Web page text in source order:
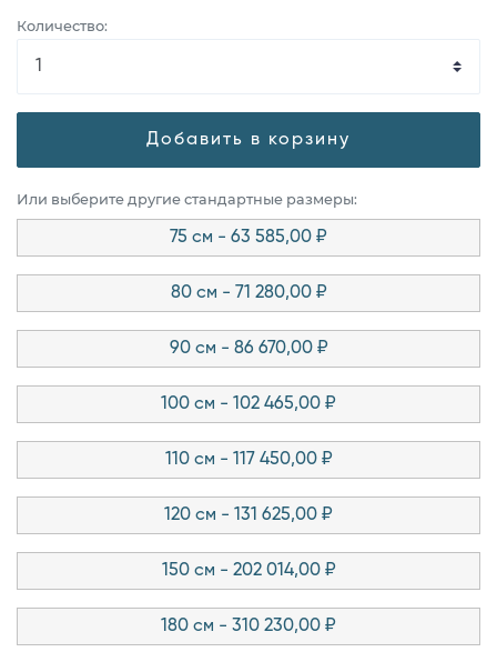
Количество:
Добавить в корзину
Или выберите другие стандартные размеры:
75 см - 63 585,00 ₽
80 см - 71 280,00 ₽
90 см - 86 670,00 ₽
100 см - 102 465,00 ₽
110 см - 117 450,00 ₽
120 см - 131 625,00 ₽
150 см - 202 014,00 ₽
180 см - 310 230,00 ₽